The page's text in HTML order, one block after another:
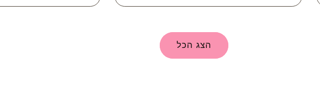
הצג הכל